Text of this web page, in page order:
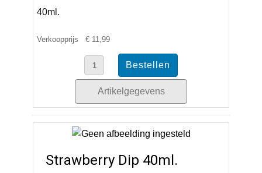
40ml.
Verkoopprijs € 11,99
Artikelgegevens
Strawberry Dip 40ml.